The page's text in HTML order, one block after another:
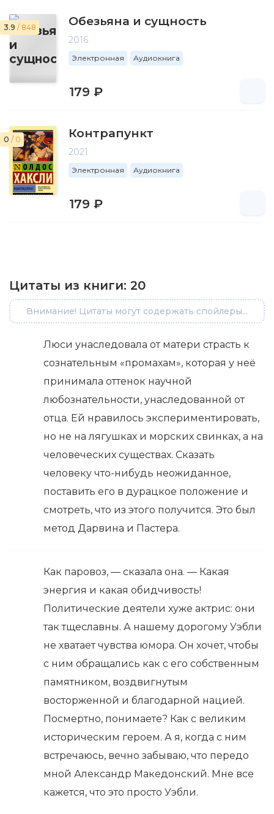
3.9 / 848 Обезьяна и сущность
2016
Электронная Аудиокнига
179 ₽
0 / 0 Контрапункт
2021
Электронная Аудиокнига
179 ₽
Цитаты из книги: 20
Внимание! Цитаты могут содержать спойлеры...
Люси унаследовала от матери страсть к
сознательным «промахам», которая у неё
принимала оттенок научной
любознательности, унаследованной от
отца. Ей нравилось экспериментировать,
но не на лягушках и морских свинках, а на
человеческих существах. Сказать
человеку что-нибудь неожиданное,
поставить его в дурацкое положение и
смотреть, что из этого получится. Это был
метод Дарвина и Пастера.
Как паровоз, — сказала она. — Какая
энергия и какая обидчивость!
Политические деятели хуже актрис: они
так тщеславны. А нашему дорогому Уэбли
не хватает чувства юмора. Он хочет, чтобы
с ним обращались как с его собственным
памятником, воздвигнутым
восторженной и благодарной нацией.
Посмертно, понимаете? Как с великим
историческим героем. А я, когда с ним
встречаюсь, вечно забываю, что передо
мной Александр Македонский. Мне все
кажется, что это просто Уэбли.